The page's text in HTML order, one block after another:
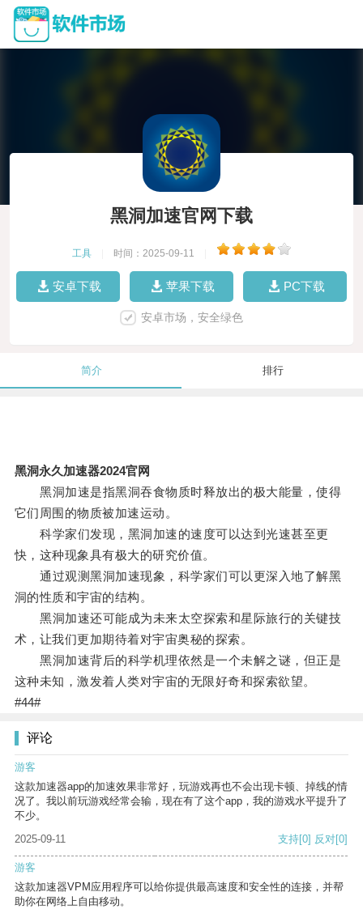
黑洞加速官网下载
工具 时间：2025-09-11
安卓下载 苹果下载 PC下载
安卓市场，安全绿色
简介 排行
黑洞永久加速器2024官网
黑洞加速是指黑洞吞食物质时释放出的极大能量，使得
它们周围的物质被加速运动。
科学家们发现，黑洞加速的速度可以达到光速甚至更
快，这种现象具有极大的研究价值。
通过观测黑洞加速现象，科学家们可以更深入地了解黑
洞的性质和宇宙的结构。
黑洞加速还可能成为未来太空探索和星际旅行的关键技
术，让我们更加期待着对宇宙奥秘的探索。
黑洞加速背后的科学机理依然是一个未解之谜，但正是
这种未知，激发着人类对宇宙的无限好奇和探索欲望。
#44#
评论
游客
这款加速器app的加速效果非常好，玩游戏再也不会出现卡顿、掉线的情
况了。我以前玩游戏经常会输，现在有了这个app，我的游戏水平提升了
不少。
2025-09-11
支持[0] 反对[0]
游客
这款加速器VPM应用程序可以给你提供最高速度和安全性的连接，并帮
助你在网络上自由移动。